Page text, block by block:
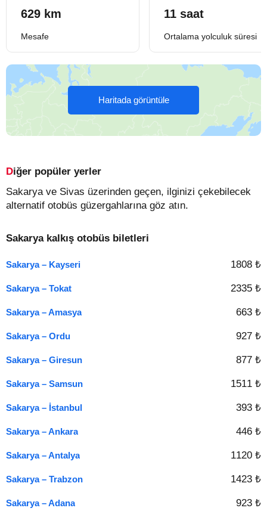
629 km
Mesafe
11 saat
Ortalama yolculuk süresi
Haritada görüntüle
Diğer popüler yerler
Sakarya ve Sivas üzerinden geçen, ilginizi çekebilecek
alternatif otobüs güzergahlarına göz atın.
Sakarya kalkış otobüs biletleri
Sakarya – Kayseri 1808 ₺
Sakarya – Tokat 2335 ₺
Sakarya – Amasya 663 ₺
Sakarya – Ordu 927 ₺
Sakarya – Giresun 877 ₺
Sakarya – Samsun 1511 ₺
Sakarya – İstanbul 393 ₺
Sakarya – Ankara 446 ₺
Sakarya – Antalya 1120 ₺
Sakarya – Trabzon 1423 ₺
Sakarya – Adana 923 ₺